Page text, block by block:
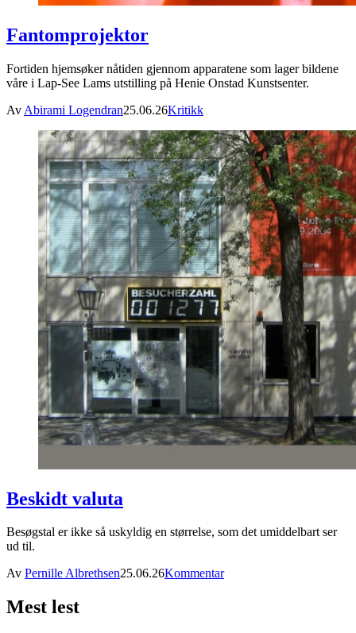
Fantomprojektor
Fortiden hjemsøker nåtiden gjennom apparatene som lager bildene
våre i Lap-See Lams utstilling på Henie Onstad Kunstsenter.
Av Abirami Logendran25.06.26Kritikk
Beskidt valuta
Besøgstal er ikke så uskyldig en størrelse, som det umiddelbart ser
ud til.
Av Pernille Albrethsen25.06.26Kommentar
Mest lest